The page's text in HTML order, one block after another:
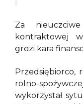
Za
kontraktowej
grozi kara
Przedsiębiorco,
rolno-
wykorzystał